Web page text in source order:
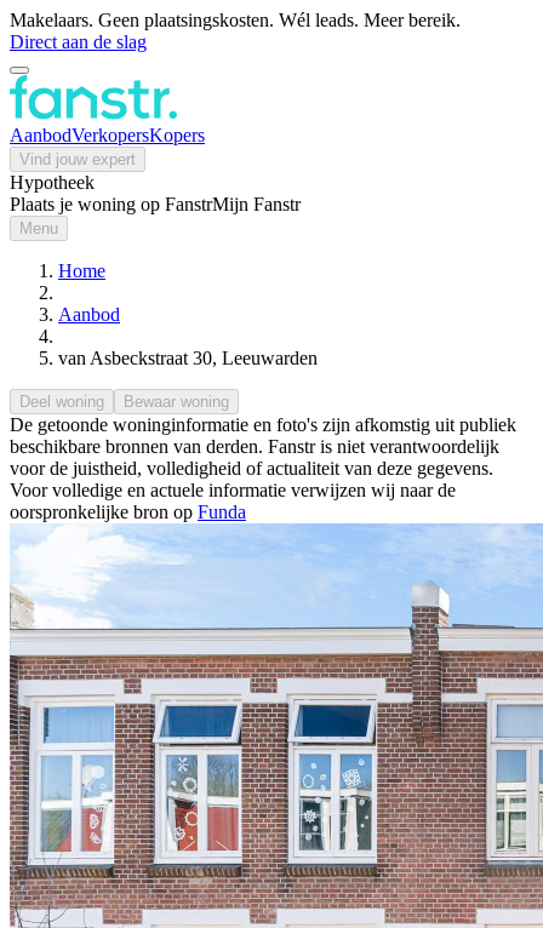
Makelaars. Geen plaatsingskosten. Wél leads. Meer bereik.
Direct aan de slag
AanbodVerkopersKopers
Vind jouw expert
Hypotheek
Plaats je woning op FanstrMijn Fanstr
Menu
Home
Aanbod
van Asbeckstraat 30, Leeuwarden
Deel woning Bewaar woning
De getoonde woninginformatie en foto's zijn afkomstig uit publiek
beschikbare bronnen van derden. Fanstr is niet verantwoordelijk
voor de juistheid, volledigheid of actualiteit van deze gegevens.
Voor volledige en actuele informatie verwijzen wij naar de
oorspronkelijke bron op Funda